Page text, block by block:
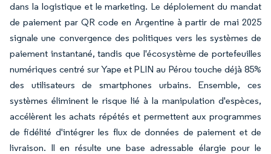
dans la logistique et le marketing. Le déploiement du mandat
de paiement par QR code en Argentine à partir de mai 2025
signale une convergence des politiques vers les systèmes de
paiement instantané, tandis que l'écosystème de portefeuilles
numériques centré sur Yape et PLIN au Pérou touche déjà 85%
des utilisateurs de smartphones urbains. Ensemble, ces
systèmes éliminent le risque lié à la manipulation d'espèces,
accélèrent les achats répétés et permettent aux programmes
de fidélité d'intégrer les flux de données de paiement et de
livraison. Il en résulte une base adressable élargie pour le